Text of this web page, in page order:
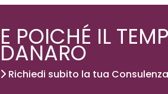
E POICHÉ IL
DANARO
Richiedi subito la tua Consulenza